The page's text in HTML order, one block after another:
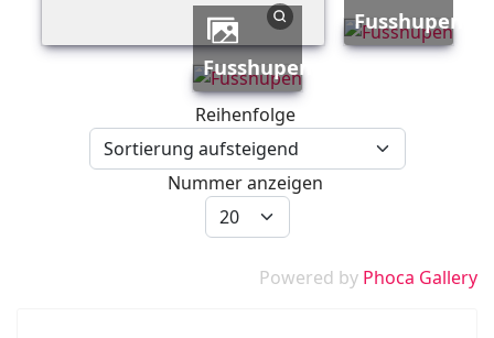
Fusshupen
Fusshupen
Reihenfolge
Nummer anzeigen
Powered by Phoca Gallery